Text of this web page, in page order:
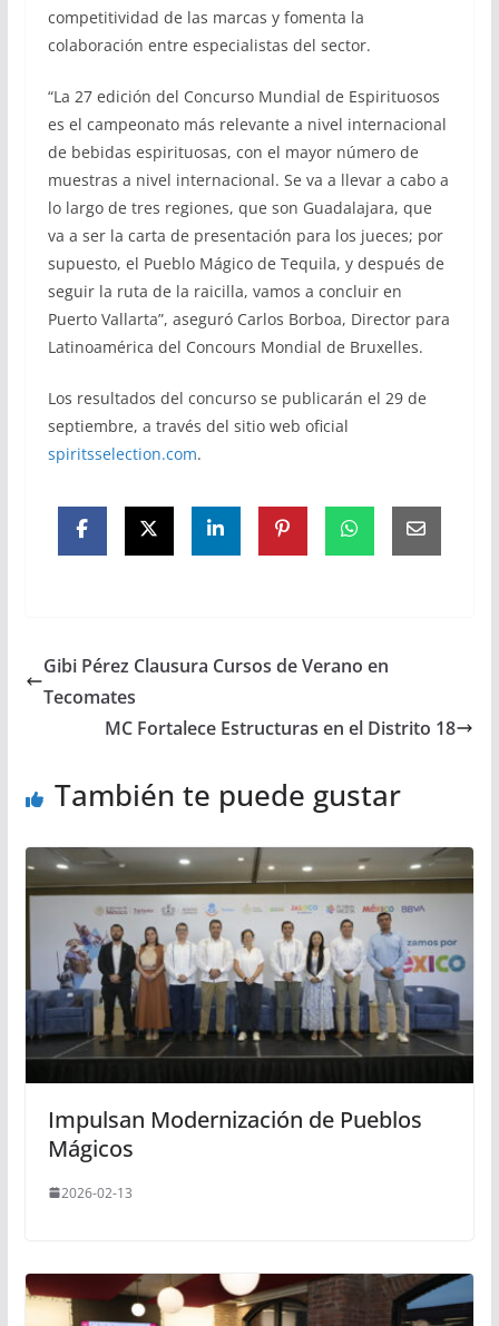
competitividad de las marcas y fomenta la
colaboración entre especialistas del sector.
“La 27 edición del Concurso Mundial de Espirituosos
es el campeonato más relevante a nivel internacional
de bebidas espirituosas, con el mayor número de
muestras a nivel internacional. Se va a llevar a cabo a
lo largo de tres regiones, que son Guadalajara, que
va a ser la carta de presentación para los jueces; por
supuesto, el Pueblo Mágico de Tequila, y después de
seguir la ruta de la raicilla, vamos a concluir en
Puerto Vallarta”, aseguró Carlos Borboa, Director para
Latinoamérica del Concours Mondial de Bruxelles.
Los resultados del concurso se publicarán el 29 de
septiembre, a través del sitio web oficial
spiritsselection.com.
Gibi Pérez Clausura Cursos de Verano en
Tecomates
MC Fortalece Estructuras en el Distrito 18
También te puede gustar
Impulsan Modernización de Pueblos
Mágicos
2026-02-13